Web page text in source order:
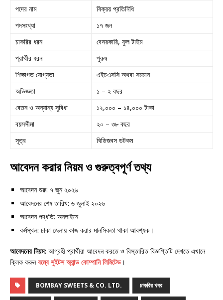
পদের নাম
বিক্রয় প্রতিনিধি
পদসংখ্যা
১৭ জন
চাকরির ধরন
বেসরকারি, ফুল টাইম
প্রার্থীর ধরন
পুরুষ
শিক্ষাগত যোগ্যতা
এইচএসসি অথবা সমমান
অভিজ্ঞতা
১ – ২ বছর
বেতন ও অন্যান্য সুবিধা
১২,০০০ – ১৪,০০০ টাকা
বয়সসীমা
২০ – ৩৮ বছর
সূত্র
বিডিজবস ডটকম
আবেদন করার নিয়ম ও গুরুত্বপূর্ণ তথ্য
আবেদন শুরু: ৭ জুন ২০২৬
আবেদনের শেষ তারিখ: ৬ জুলাই ২০২৬
আবেদন পদ্ধতি: অনলাইনে
কর্মস্থল: ঢাকা জেলায় কাজ করার মানসিকতা থাকা আবশ্যক।
আবেদনের নিয়ম: আগ্রহী প্রার্থীরা আবেদন করতে ও বিস্তারিত বিজ্ঞপ্তিটি দেখতে এখানে
ক্লিক করুনবম্বে সুইটস অ্যান্ড কোম্পানি লিমিটেড ।
BOMBAY SWEETS & CO. LTD. চাকরির খবর